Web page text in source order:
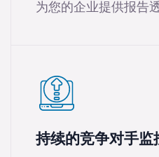
为您的企业提供报告
持续的竞争对手监